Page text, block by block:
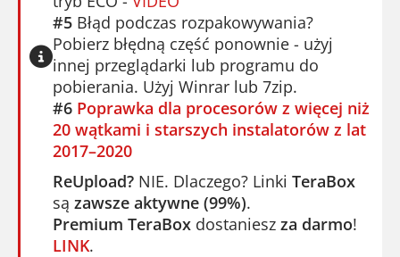
#5 Błąd podczas rozpakowywania?
Pobierz błędną część ponownie - użyj
innej przeglądarki lub programu do
pobierania. Użyj Winrar lub 7zip.
#6 Poprawka dla procesorów z więcej niż
20 wątkami i starszych instalatorów z lat
2017–2020
ReUpload? NIE. Dlaczego? Linki TeraBox
są zawsze aktywne (99%).
Premium TeraBox dostaniesz za darmo!
LINK.